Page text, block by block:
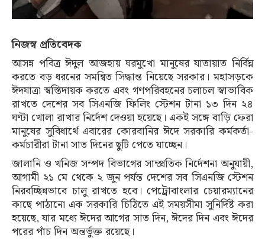
নিজস্ব প্রতিবেদক
আসন্ন পবিত্র ঈদুল আজহায় ঘরমুখো মানুষের যাতায়াত নির্বিঘ্ন
করতে বড় ধরনের সমন্বিত সিদ্ধান্ত নিয়েছে সরকার। মহাসড়কে
ঈদযাত্রা স্বস্তিদায়ক করতে এবং গণপরিবহনের চলাচল স্বাভাবিক
রাখতে দেশের সব সিএনজি ফিলিং স্টেশন টানা ১৩ দিন ২৪
ঘণ্টা খোলা রাখার নির্দেশ দেওয়া হয়েছে। একই সঙ্গে বাড়ি ফেরা
মানুষের সুবিধার্থে এবারের কোরবানির ঈদে সরকারি কর্মকর্তা-
কর্মচারীরা টানা সাত দিনের ছুটি পেতে যাচ্ছেন।
জালানি ও খনিজ সম্পদ বিভাগের সাম্প্রতিক নির্দেশনা অনুযায়ী,
আগামী ২১ মে থেকে ২ জুন পর্যন্ত দেশের সব সিএনজি স্টেশন
নিরবচ্ছিন্নভাবে চালু রাখতে হবে। পেট্রোবাংলার চেয়ারম্যানের
কাছে পাঠানো এক সরকারি চিঠিতে এই সময়সীমা সুনির্দিষ্ট করা
হয়েছে, যার মধ্যে ঈদের আগের সাত দিন, ঈদের দিন এবং ঈদের
পরের পাঁচ দিন অন্তর্ভুক্ত রয়েছে।